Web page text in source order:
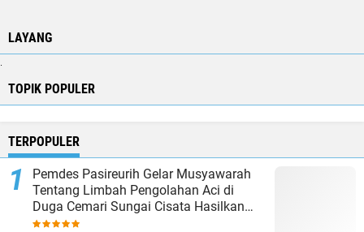
LAYANG
TOPIK POPULER
TERPOPULER
Pemdes Pasireurih Gelar Musyawarah
Tentang Limbah Pengolahan Aci di
Duga Cemari Sungai Cisata Hasilkan
Kesepakatan Tutup Sementara